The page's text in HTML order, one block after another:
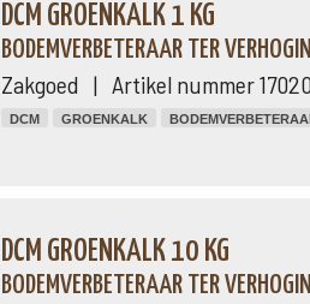
DCM GROENKALK 1 KG
BODEMVERBETERAAR TER
Zakgoed | Artikel nummer
DCM GROENKALK
DCM GROENKALK 10 KG
BODEMVERBETERAAR TER